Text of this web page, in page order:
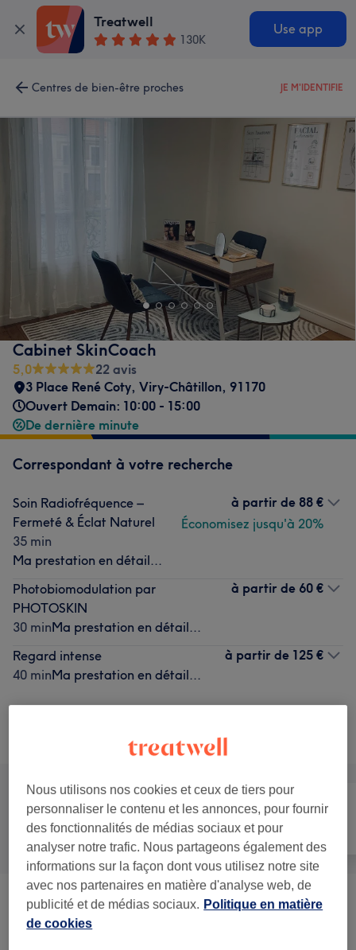
Treatwell
130K
Use app
Centres de bien-être proches JE M'IDENTIFIE
Cabinet SkinCoach
5,0
22 avis
3 Place René Coty, Viry-Châtillon, 91170
Ouvert Demain: 10:00 - 15:00
De dernière minute
Correspondant à votre recherche
Soin Radiofréquence –
Fermeté & Éclat Naturel
35 min
Ma prestation en détail...
à partir de 88 €
Économisez jusqu'à 20%
Photobiomodulation par
PHOTOSKIN
30 minMa prestation en détail...
à partir de 60 €
Regard intense
40 minMa prestation en détail...
à partir de 125 €
Recherchez dans notre liste de prestations
Tout Visage
Soin Du Visage (11) à partir de 38 €
Nous utilisons nos cookies et ceux de tiers pour
personnaliser le contenu et les annonces, pour fournir
des fonctionnalités de médias sociaux et pour
analyser notre trafic. Nous partageons également des
informations sur la façon dont vous utilisez notre site
avec nos partenaires en matière d'analyse web, de
publicité et de médias sociaux. Politique en matière
de cookies